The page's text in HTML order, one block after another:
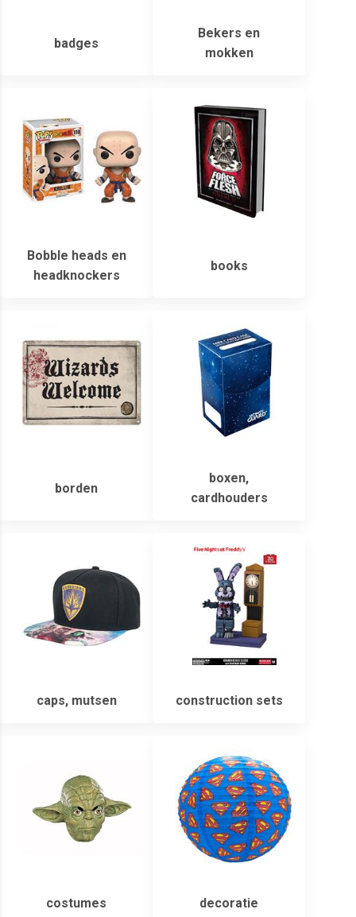
badges
Bekers en
mokken
Bobble heads en
headknockers
books
borden
boxen,
cardhouders
caps, mutsen construction sets
costumes decoratie